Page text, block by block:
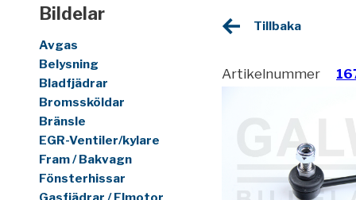
Bildelar
Avgas
Belysning
Bladfjädrar
Bromssköldar
Bränsle
EGR-Ventiler/kylare
Fram / Bakvagn
Fönsterhissar
Tillbaka
Artikelnummer